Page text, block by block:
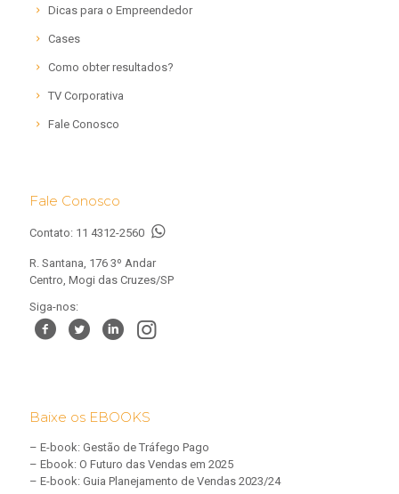
Dicas para o Empreendedor
Cases
Como obter resultados?
TV Corporativa
Fale Conosco
Fale Conosco
Contato: 11 4312-2560
R. Santana, 176 3º Andar
Centro, Mogi das Cruzes/SP
Siga-nos:
Baixe os EBOOKS
– E-book: Gestão de Tráfego Pago
– Ebook: O Futuro das Vendas em 2025
– E-book: Guia Planejamento de Vendas 2023/24